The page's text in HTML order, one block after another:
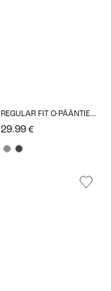
REGULAR FIT O-PÄÄNTIE NEULEPUSEROT
29.99 €